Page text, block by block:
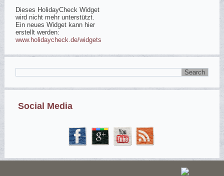
Dieses HolidayCheck Widget
wird nicht mehr unterstützt.
Ein neues Widget kann hier
erstellt werden:
www.holidaycheck.de/widgets
Social Media